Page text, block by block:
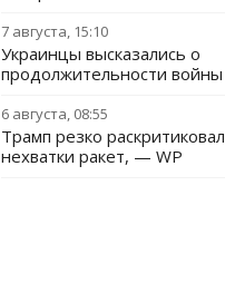
7 августа, 15:10
Украинцы высказались о
продолжительности
6 августа, 08:55
Трамп резко
нехватки ракет, — WP